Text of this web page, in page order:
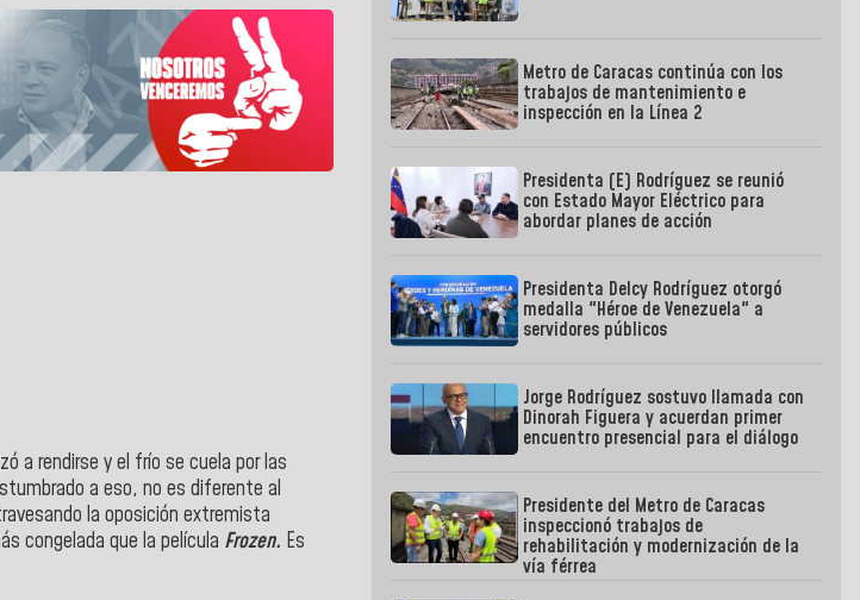
a rendirse y el frío se cuela por las
a eso, no es diferente al
la oposición extremista
congelada que la película Frozen. Es
Metro de Caracas continúa con los
trabajos de mantenimiento e
inspección en la Línea 2
Presidenta (E) Rodríguez se reunió
con Estado Mayor Eléctrico para
abordar planes de acción
Presidenta Delcy Rodríguez otorgó
medalla "Héroe de Venezuela" a
servidores públicos
Jorge Rodríguez sostuvo llamada con
Dinorah Figuera y acuerdan primer
encuentro presencial para el diálogo
Presidente del Metro de Caracas
inspeccionó trabajos de
rehabilitación y modernización de la
vía férrea